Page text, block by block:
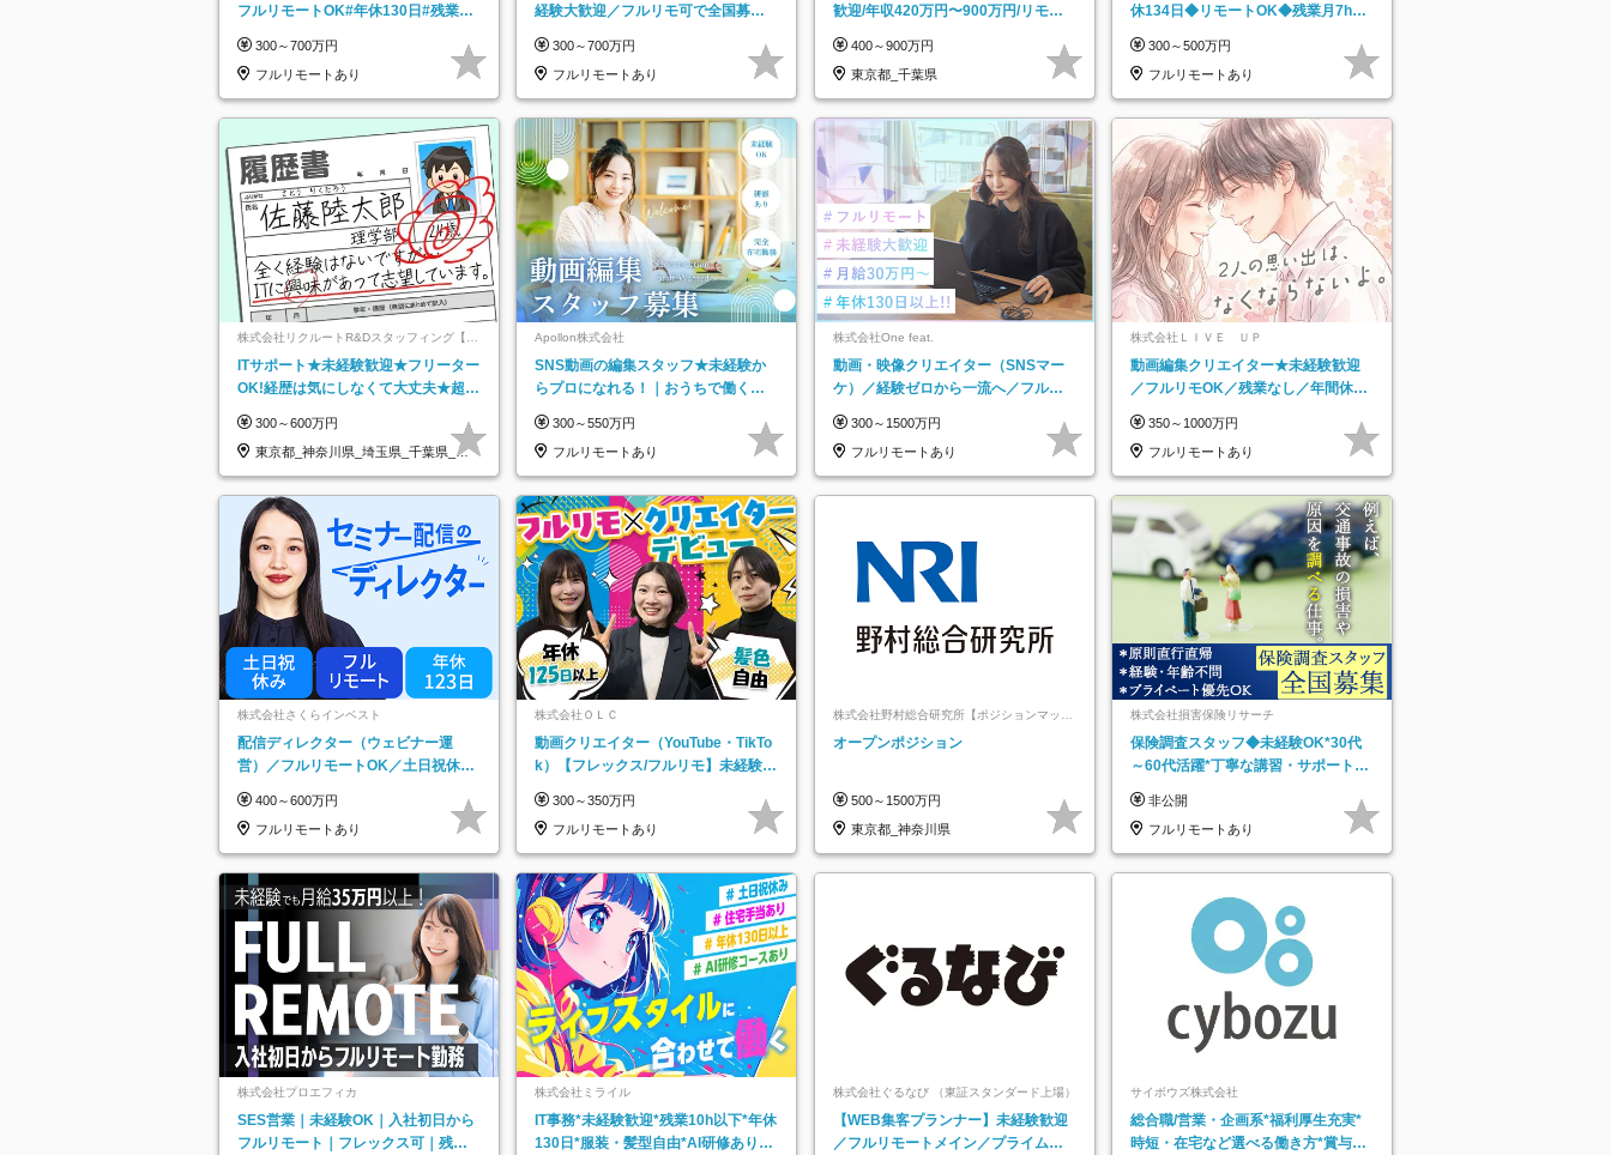
フルリモートOK#年休130日#残業月
300～700万円
フルリモートあり
経験大歓迎／フルリモ可で全国募
★
300～700万円
フルリモートあり
歓迎/年収420万円〜900万円/リモー
400～900万円
東京都_千葉県
休134日◆リモートOK◆残業月7h以
300～500万円
フルリモートあり
株式会社リクルートR&Dスタッフィング【リ
クルートグループ】
ITサポート★未経験歓迎★フリーター
OK!経歴は気にしなくて大丈夫★超大
300～600万円
東京都_神奈川県_埼玉県_千葉県_大
阪府…
Apollon株式会社
SNS動画の編集スタッフ★未経験か
らプロになれる！｜おうちで働くフ
300～550万円
フルリモートあり
株式会社One feat.
動画・映像クリエイター（SNSマー
ケ）／経験ゼロから一流へ／フルリ
日以上
300～1500万円
フルリモートあり
株式会社ＬＩＶＥ ＵＰ
動画編集クリエイター★未経験歓迎
／フルリモOK／残業なし／年間休日
実で安心
350～1000万円
フルリモートあり
株式会社さくらインベスト
配信ディレクター（ウェビナー運
営）／フルリモートOK／土日祝休み
400～600万円
フルリモートあり
株式会社ＯＬＣ
動画クリエイター（YouTube・TikTo
k）【フレックス/フルリモ】未経験O
300～350万円
フルリモートあり
株式会社野村総合研究所【ポジションマッチ
オープンポジション
500～1500万円
東京都_神奈川県
株式会社損害保険リサーチ
保険調査スタッフ◆未経験OK*30代
～60代活躍*丁寧な講習・サポートあ
託
非公開
フルリモートあり
株式会社プロエフィカ
SES営業｜未経験OK｜入社初日から
フルリモート｜フレックス可｜残業
株式会社ミライル
IT事務*未経験歓迎*残業10h以下*年休
130日*服装・髪型自由*AI研修あり*
株式会社ぐるなび （東証スタンダード上場）
【WEB集客プランナー】未経験歓迎
／フルリモートメイン／プライム上
サイボウズ株式会社
総合職/営業・企画系*福利厚生充実*
時短・在宅など選べる働き方*賞与年